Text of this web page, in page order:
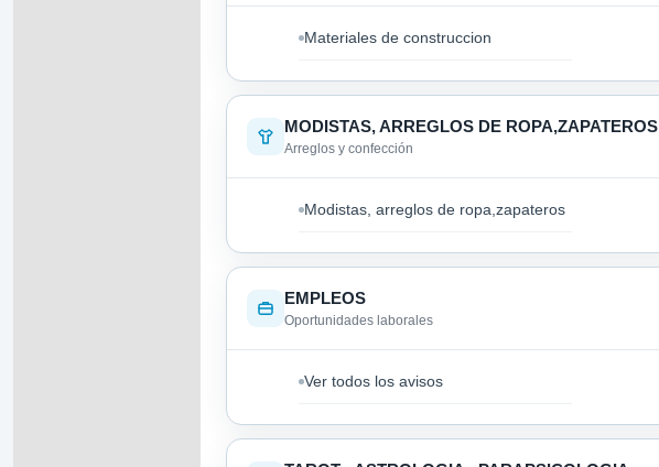
Materiales de construccion
MODISTAS, ARREGLOS DE ROPA,ZAPATEROS
Arreglos y confección
Modistas, arreglos de ropa,zapateros
EMPLEOS
Oportunidades laborales
Ver todos los avisos